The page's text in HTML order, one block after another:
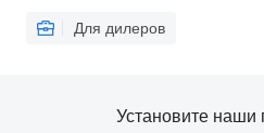
Для дилеров
Установите наши